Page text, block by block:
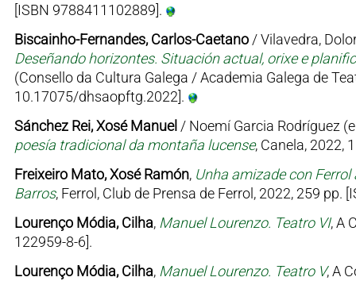
[ISBN 9788411102889].
Biscainho-Fernandes, Carlos-Caetano/ Vilavedra,
Deseñando horizontes. Situación actual, orixe e
(Consello da Cultura Galega / Academia Galega de
10.17075/dhsaopftg.2022].
Sánchez Rei, Xosé Manuel / Noemí Garcia Rodríguez
poesía tradicional da montaña lucense, Canela, 2022,
Freixeiro Mato, Xosé Ramón, Unha amizade con
Barros, Ferrol, Club de Prensa de Ferrol, 2022, 259 pp.
Lourenço Módia, Cilha, Manuel Lourenzo. Teatro VI, A
122959-8-6].
Lourenço Módia, Cilha, Manuel Lourenzo. Teatro V, A